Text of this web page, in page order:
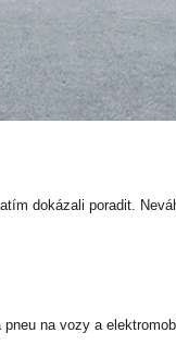
dokázali poradit.
na vozy a